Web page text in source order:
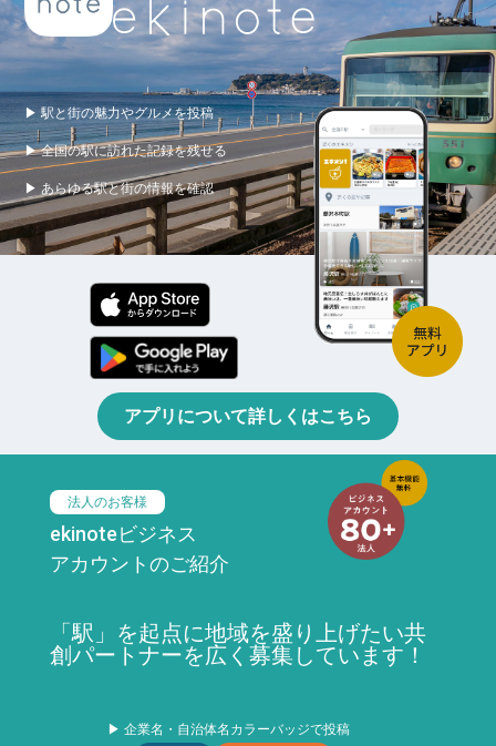
▶ 駅と街の魅力やグルメを投稿
▶ 全国の駅に訪れた記録を残せる
▶ あらゆる駅と街の情報を確認
アプリについて詳しくはこちら
法人のお客様
ekinoteビジネス
アカウントのご紹介
「駅」を起点に地域を盛り上げたい共
創パートナーを広く募集しています！
▶ 企業名・自治体名カラーバッジで投稿